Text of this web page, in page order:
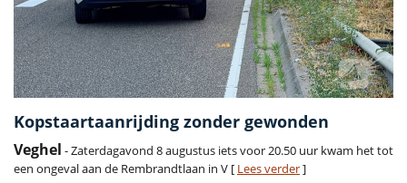
Kopstaartaanrijding zonder gewonden
Veghel - Zaterdagavond 8 augustus iets voor 20.50 uur kwam het tot
een ongeval aan de Rembrandtlaan in V [ Lees verder]